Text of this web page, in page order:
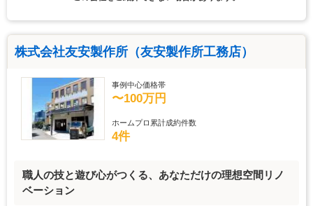
株式会社友安製作所（友安製作所工務店）
事例中心価格帯
〜100万円
ホームプロ累計成約件数
4件
職人の技と遊び心がつくる、あなただけの理想空間リノ
ベーション